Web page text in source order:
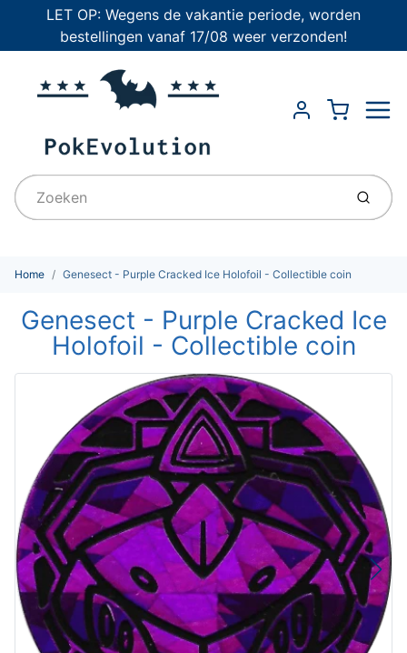
LET OP: Wegens de vakantie periode, worden
bestellingen vanaf 17/08 weer verzonden!
Account
Cart
Home Genesect - Purple Cracked Ice Holofoil - Collectible coin
Genesect - Purple Cracked Ice
Holofoil - Collectible coin